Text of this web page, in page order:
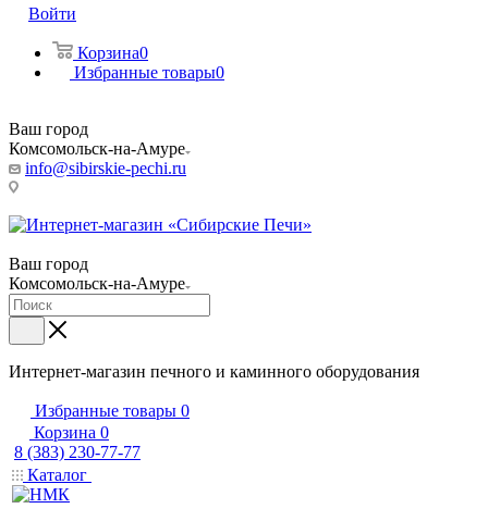
Войти
Корзина0
Избранные товары0
Ваш город
Комсомольск-на-Амуре
info@sibirskie-pechi.ru
Ваш город
Комсомольск-на-Амуре
Интернет-магазин печного и каминного оборудования
Избранные товары 0
Корзина 0
8 (383) 230-77-77
Каталог